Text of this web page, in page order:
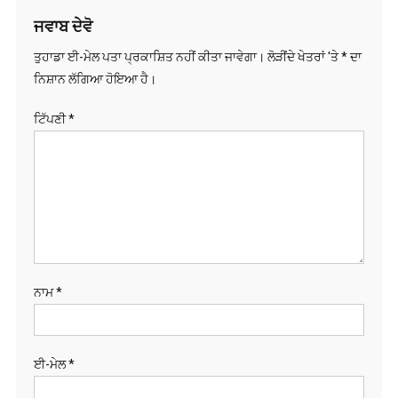
ਜਵਾਬ ਦੇਵੋ
ਤੁਹਾਡਾ ਈ-ਮੇਲ ਪਤਾ ਪ੍ਰਕਾਸ਼ਿਤ ਨਹੀਂ ਕੀਤਾ ਜਾਵੇਗਾ। ਲੋੜੀਂਦੇ ਖੇਤਰਾਂ 'ਤੇ*ਦਾ
ਨਿਸ਼ਾਨ ਲੱਗਿਆ ਹੋਇਆ ਹੈ।
ਟਿੱਪਣੀ*
ਨਾਮ*
ਈ-ਮੇਲ*